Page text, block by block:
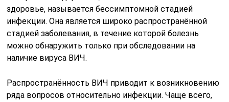
здоровье, называется бессимптомной стадией
инфекции. Она является широко распространённой
стадией заболевания, в течение которой болезнь
можно обнаружить только при обследовании на
наличие вируса ВИЧ.
Распространённость ВИЧ приводит к возникновению
ряда вопросов относительно инфекции. Чаще всего,